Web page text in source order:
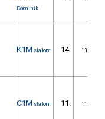
Dominik
K1M slalom 14. 13/ZS
C1M slalom 11. 11/ZS